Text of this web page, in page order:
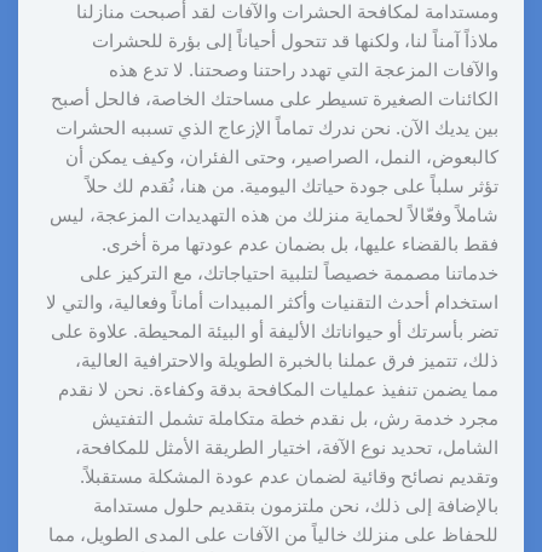
ومستدامة لمكافحة الحشرات والآفات لقد أصبحت منازلنا
ملاذاً آمناً لنا، ولكنها قد تتحول أحياناً إلى بؤرة للحشرات
والآفات المزعجة التي تهدد راحتنا وصحتنا. لا تدع هذه
الكائنات الصغيرة تسيطر على مساحتك الخاصة، فالحل أصبح
بين يديك الآن. نحن ندرك تماماً الإزعاج الذي تسببه الحشرات
كالبعوض، النمل، الصراصير، وحتى الفئران، وكيف يمكن أن
تؤثر سلباً على جودة حياتك اليومية. من هنا، نُقدم لك حلاً
شاملاً وفعّالاً لحماية منزلك من هذه التهديدات المزعجة، ليس
فقط بالقضاء عليها، بل بضمان عدم عودتها مرة أخرى.
خدماتنا مصممة خصيصاً لتلبية احتياجاتك، مع التركيز على
استخدام أحدث التقنيات وأكثر المبيدات أماناً وفعالية، والتي لا
تضر بأسرتك أو حيواناتك الأليفة أو البيئة المحيطة. علاوة على
ذلك، تتميز فرق عملنا بالخبرة الطويلة والاحترافية العالية،
مما يضمن تنفيذ عمليات المكافحة بدقة وكفاءة. نحن لا نقدم
مجرد خدمة رش، بل نقدم خطة متكاملة تشمل التفتيش
الشامل، تحديد نوع الآفة، اختيار الطريقة الأمثل للمكافحة،
وتقديم نصائح وقائية لضمان عدم عودة المشكلة مستقبلاً.
بالإضافة إلى ذلك، نحن ملتزمون بتقديم حلول مستدامة
للحفاظ على منزلك خالياً من الآفات على المدى الطويل، مما